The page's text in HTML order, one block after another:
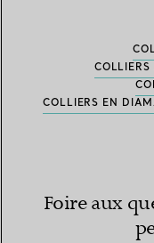
COLLIERS
COLLIERS EN
Foire aux